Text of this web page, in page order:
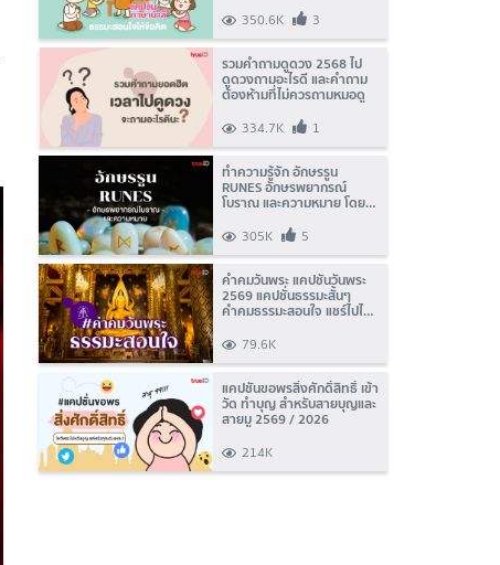
350.6K 3
รวมคำถามดูดวง 2568 ไป
ดูดวงถามอะไรดี และคำถาม
ต้องห้ามที่ไม่ควรถามหมอดู
334.7K 1
ทำความรู้จัก อักษรรูน
RUNES อักษรพยากรณ์
โบราณ และความหมาย โดย
305K 5
คำคมวันพระ แคปชั่นวันพระ
2569 แคปชั่นธรรมะสั้นๆ
คำคมธรรมะสอนใจ แชร์ไปได้
79.6K
แคปชั่นขอพรสิ่งศักดิ์สิทธิ์ เข้า
วัด ทำบุญ สำหรับสายบุญและ
สายมู 2569 / 2026
214K